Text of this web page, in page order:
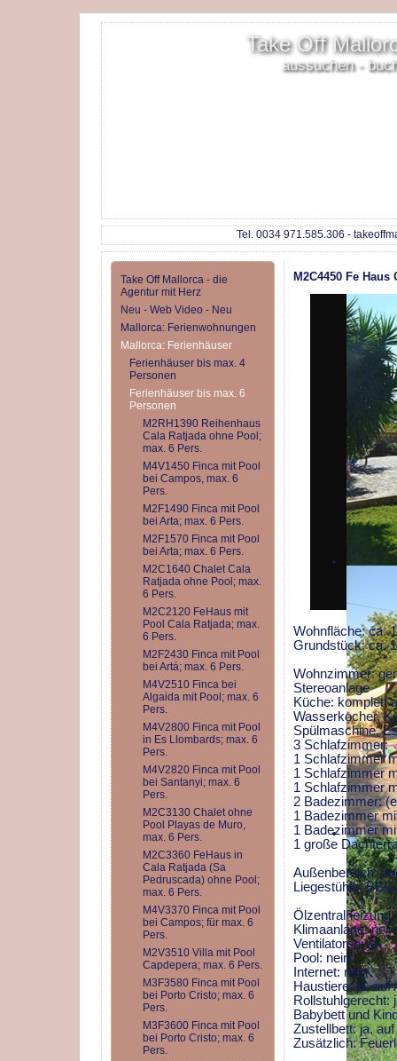
Take Off
aussuchen -
Tel. 0034 971.585.306 -
Take Off Mallorca - die
Agentur mit Herz
Neu - Web Video - Neu
Mallorca: Ferienwohnungen
Mallorca: Ferienhäuser
Ferienhäuser bis max. 4
Personen
Ferienhäuser bis max. 6
Personen
M2RH1390 Reihenhaus
Cala Ratjada ohne Pool;
max. 6 Pers.
M4V1450 Finca mit Pool
bei Campos, max. 6
Pers.
M2F1490 Finca mit Pool
bei Arta; max. 6 Pers.
M2F1570 Finca mit Pool
bei Arta; max. 6 Pers.
M2C1640 Chalet Cala
Ratjada ohne Pool; max.
6 Pers.
M2C2120 FeHaus mit
Pool Cala Ratjada; max.
6 Pers.
M2F2430 Finca mit Pool
bei Artá; max. 6 Pers.
M4V2510 Finca bei
Algaida mit Pool; max. 6
Pers.
M4V2800 Finca mit Pool
in Es Llombards; max. 6
Pers.
M4V2820 Finca mit Pool
bei Santanyi; max. 6
Pers.
M2C3130 Chalet ohne
Pool Playas de Muro,
max. 6 Pers.
M2C3360 FeHaus in
Cala Ratjada (Sa
Pedruscada) ohne Pool;
max. 6 Pers.
M4V3370 Finca mit Pool
bei Campos; für max. 6
Pers.
M2V3510 Villa mit Pool
Capdepera; max. 6 Pers.
M3F3580 Finca mit Pool
bei Porto Cristo; max. 6
Pers.
M3F3600 Finca mit Pool
bei Porto Cristo; max. 6
Pers.
M2C4450 Fe
Wohnfläche: ca.
Grundstück: ca.
Wohnzimmer:
Stereoanlage
Küche: komplett
Wasserkocher,
Spülmaschine,
3 Schlafzimmer:
1 Schlafzimmer
1 Schlafzimmer
1 Schlafzimmer
2 Badezimmer:
1 Badezimmer
1 Badezimmer
1 große
Außenbereich:
Liegestühle,
Ölzentralheizung:
Klimaanlage: nein
Ventilatoren: ja
Pool: nein
Internet: nein
Haustiere: ja, auf
Rollstuhlgerecht:
Babybett und
Zustellbett: ja,
Zusätzlich: